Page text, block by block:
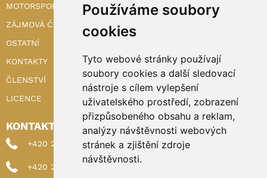
Používáme soubory
cookies
Tyto webové stránky používají
soubory cookies a další sledovací
nástroje s cílem vylepšení
uživatelského prostředí, zobrazení
přizpůsobeného obsahu a reklam,
analýzy návštěvnosti webových
stránek a zjištění zdroje
návštěvnosti.
MOTORSPORT
ZÁJMOVÁ ČINNOST
OSTATNÍ
KONTAKTY
ČLENSTVÍ
LICENCE
KONTAKTY
+420 222 898 224 (sekretariat)
+420 222 898 221 (členství)